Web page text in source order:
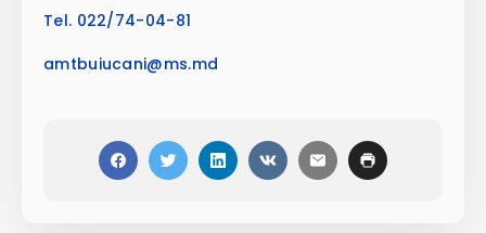
Tel. 022/74-04-81
amtbuiucani@ms.md